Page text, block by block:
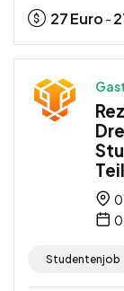
27Euro -
Studentenjob